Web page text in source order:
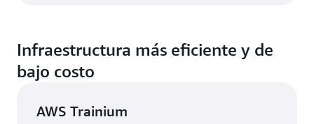
Infraestructura más eficiente y de
bajo costo
AWS Trainium